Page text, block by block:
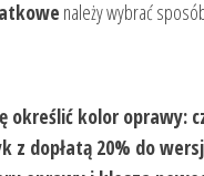
należy wybrać
określić kolor
z dopłatą 20% do